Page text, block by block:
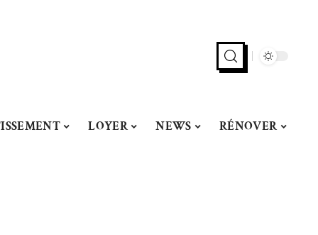
LOYER NEWS RÉNOVER